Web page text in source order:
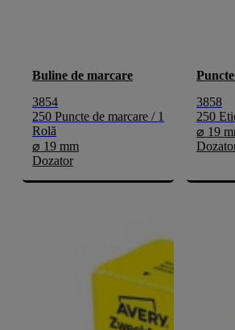
Buline de marcare
3854
250 Puncte de marcare / 1
Rolă
⌀ 19 mm
Dozator
3858
250
⌀ 19